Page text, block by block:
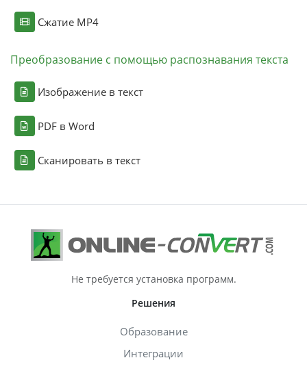
Сжатие MP4
Преобразование с помощью распознавания текста
Изображение в текст
PDF в Word
Сканировать в текст
Не требуется установка программ.
Решения
Образование
Интеграции